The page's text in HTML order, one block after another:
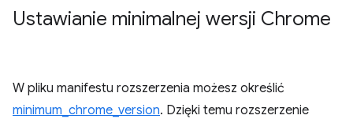
Ustawianie minimalnej wersji Chrome
W pliku manifestu rozszerzenia możesz określić
minimum_chrome_version. Dzięki temu rozszerzenie